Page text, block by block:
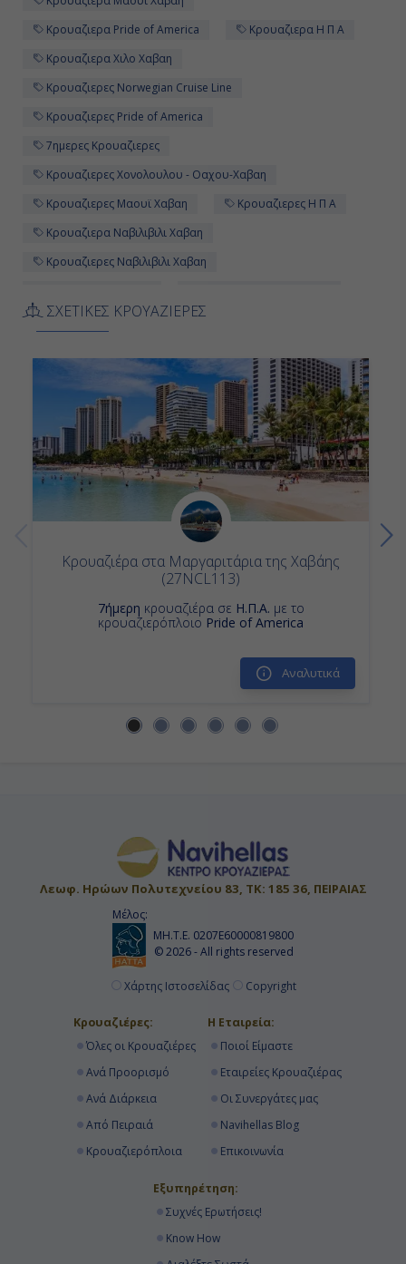
Κρουαζιερα Pride of America
Κρουαζιερα Η Π Α
Κρουαζιερα Χιλο Χαβαη
Κρουαζιερες Norwegian Cruise Line
Κρουαζιερες Pride of America
7ημερες Κρουαζιερες
Κρουαζιερες Χονολουλου - Οαχου-Χαβαη
Κρουαζιερες Μαουϊ Χαβαη
Κρουαζιερες Η Π Α
Κρουαζιερα Ναβιλιβιλι Χαβαη
Κρουαζιερες Ναβιλιβιλι Χαβαη
Κρουαζιερα Norwegian Cruise Line
Κρουαζιερες Εν Πλω στις Ακτες Να Παλι
ΣΧΕΤΙΚΕΣ ΚΡΟΥΑΖΙΕΡΕΣ
Κρουαζιέρα στα Μαργαριτάρια της Χαβάης
(27NCL113)
7ήμερη κρουαζιέρα σε Η.Π.Α. με το
κρουαζιερόπλοιο Pride of America
Αναλυτικά
Λεωφ. Ηρώων Πολυτεχνείου 83, ΤΚ: 185 36, ΠΕΙΡΑΙΑΣ
Μέλος:
ΜΗ.Τ.Ε. 0207Ε60000819800
© 2026 - All rights reserved
Χάρτης Ιστοσελίδας Copyright
Κρουαζιέρες:
Όλες οι Κρουαζιέρες
Ανά Προορισμό
Ανά Διάρκεια
Από Πειραιά
Κρουαζιερόπλοια
Η Εταιρεία:
Ποιοί Είμαστε
Εταιρείες Κρουαζιέρας
Οι Συνεργάτες μας
Navihellas Blog
Επικοινωνία
Εξυπηρέτηση:
Συχνές Ερωτήσεις!
Know How